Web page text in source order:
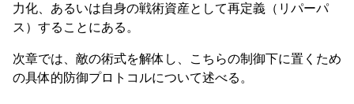
力化、あるいは自身の戦術資産として再定義（リパーパ
ス）することにある。
次章では、敵の術式を解体し、こちらの制御下に置くため
の具体的防御プロトコルについて述べる。